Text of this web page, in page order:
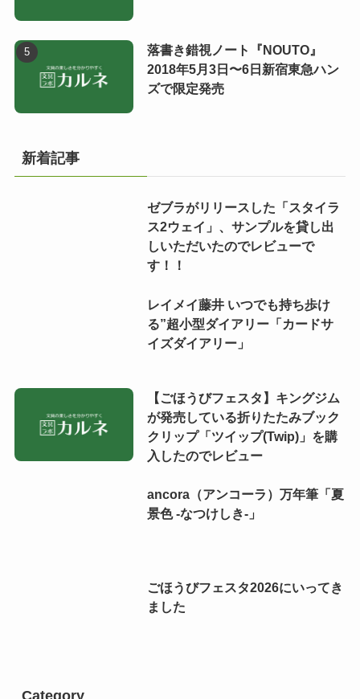
落書き錯視ノート『NOUTO』
2018年5月3日〜6日新宿東急ハン
ズで限定発売
新着記事
ゼブラがリリースした「スタイラ
ス2ウェイ」、サンプルを貸し出
しいただいたのでレビューで
す！！
レイメイ藤井 いつでも持ち歩け
る”超小型ダイアリー「カードサ
イズダイアリー」
【ごほうびフェスタ】キングジム
が発売している折りたたみブック
クリップ「ツイップ(Twip)」を購
入したのでレビュー
ancora（アンコーラ）万年筆「夏
景色 -なつけしき-」
ごほうびフェスタ2026にいってき
ました
Category